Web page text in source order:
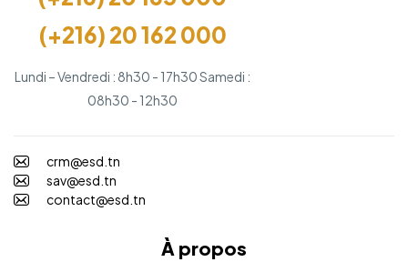
(+216) 20 162 000
Lundi – Vendredi : 8h30 - 17h30 Samedi :
08h30 - 12h30
crm@esd.tn
sav@esd.tn
contact@esd.tn
À propos